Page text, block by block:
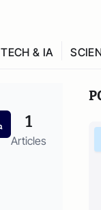
TECH & IA
1
Articles